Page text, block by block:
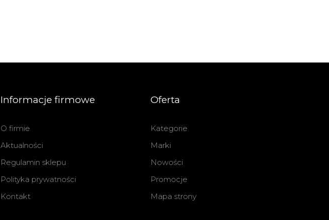
Informacje firmowe
O firmie
Aktualności
Regulamin sklepu
Polityka prywatności
Kontakt
Oferta
Kategorie
Marki
Nowości
Promocje
Mapa strony